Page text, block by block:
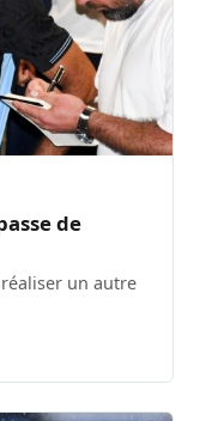
de
un autre